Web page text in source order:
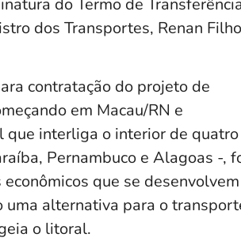
dos Transportes, Renan
contratação do projeto de
em Macau/RN e
que interliga o interior de quatro
Pernambuco e Alagoas -,
que se
alternativa para o
o litoral.